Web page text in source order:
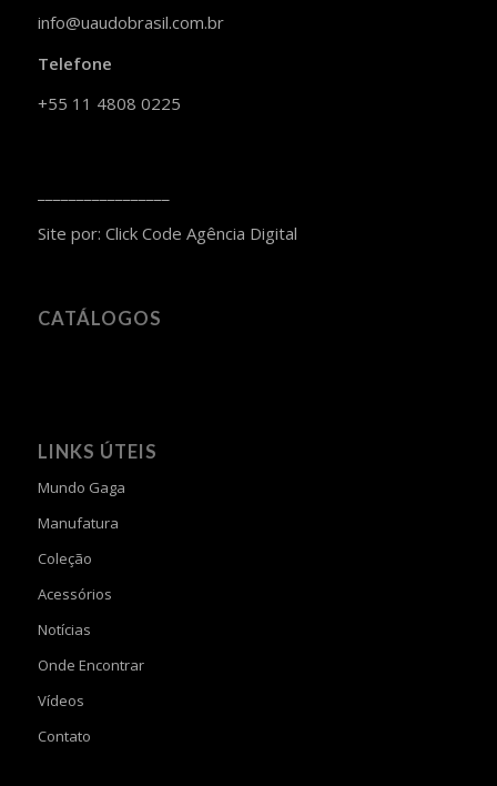
info@uaudobrasil.com.br
Telefone
+55 11 4808 0225
Site por: Click Code Agência Digital
CATÁLOGOS
LINKS ÚTEIS
Mundo Gaga
Manufatura
Coleção
Acessórios
Notícias
Onde Encontrar
Vídeos
Contato